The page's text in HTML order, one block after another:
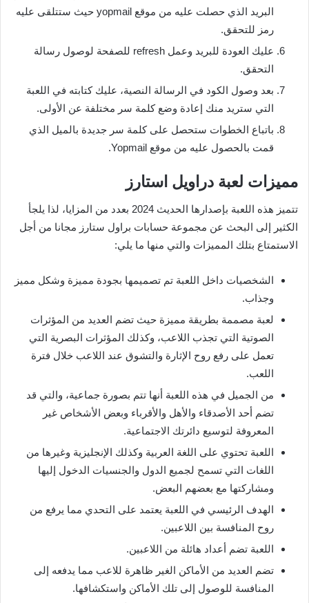
البريد الذي حصلت عليه من موقع yopmail حيث ستتلقى عليه
رمز للتحقق.
عليك العودة للبريد وعمل refresh للصفحة لوصول رسالة
التحقق.
بعد وصول الكود في الرسالة النصية، عليك كتابته في اللعبة
التي ستريد منك إعادة وضع كلمة سر مختلفة عن الأولى.
باتباع الخطوات ستحصل على كلمة سر جديدة بالميل الذي
قمت بالحصول عليه من موقع Yopmail.
مميزات لعبة دراويل استارز
تتميز هذه اللعبة بإصدارها الحديث 2024 بعدد من المزايا، لذا يلجأ
الكثير إلى البحث عن مجموعة حسابات براول ستارز مجانا من أجل
الاستمتاع بتلك المميزات والتي منها ما يلي:
الشخصيات داخل اللعبة تم تصميمها بجودة مميزة وشكل مميز
وجذاب.
لعبة مصممة بطريقة مميزة حيث تضم العديد من المؤثرات
الصوتية التي تجذب اللاعب، وكذلك المؤثرات البصرية التي
تعمل على رفع روح الإثارة والتشوق عند اللاعب خلال فترة
اللعب.
من الجميل في هذه اللعبة أنها تتم بصورة جماعية، والتي قد
تضم أحد الأصدقاء والأهل والأقرباء وبعض الأشخاص غير
المعروفة لتوسيع دائرتك الاجتماعية.
اللعبة تحتوي على اللغة العربية وكذلك الإنجليزية وغيرها من
اللغات التي تسمح لجميع الدول والجنسيات الدخول إليها
ومشاركتها مع بعضهم البعض.
الهدف الرئيسي في اللعبة يعتمد على التحدي مما يرفع من
روح المنافسة بين اللاعبين.
اللعبة تضم أعداد هائلة من اللاعبين.
تضم العديد من الأماكن الغير ظاهرة للاعب مما يدفعه إلى
المنافسة للوصول إلى تلك الأماكن واستكشافها.